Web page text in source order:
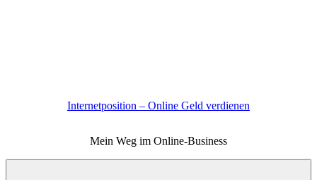
Internetposition – Online Geld verdienen
Mein Weg im Online-Business